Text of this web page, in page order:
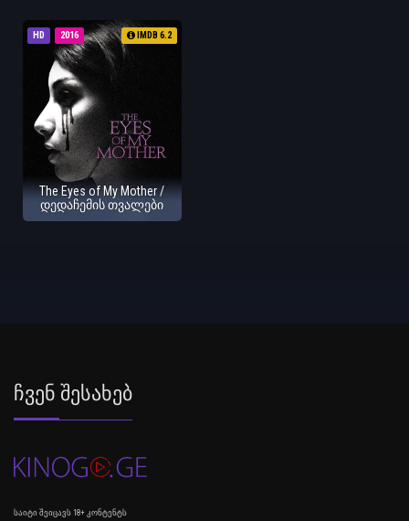
HD 2016 IMDB 6.2
The Eyes of My Mother /
დედაჩემის თვალები
Ჩვენ Შესახებ
საიტი შეიცავს 18+ კონტენტს